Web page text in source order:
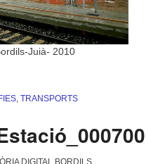
Juià- 2010
, TRANSPORTS
DIGITAL BORDILS